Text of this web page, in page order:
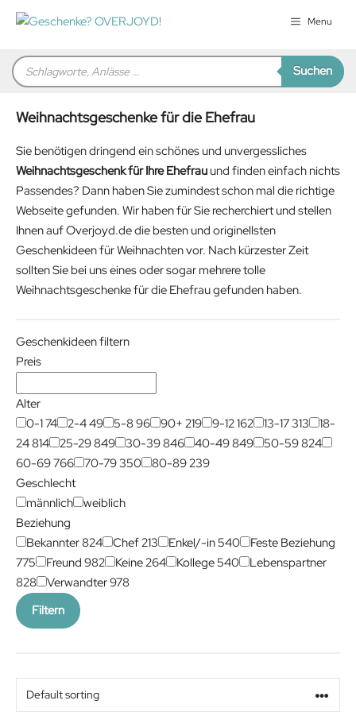
Zum
Inhalt
Menu
Products
search Suchen
Weihnachtsgeschenke für die Ehefrau
Sie benötigen dringend ein schönes und unvergessliches
Weihnachtsgeschenk für Ihre Ehefrau und finden einfach nichts
Passendes? Dann haben Sie zumindest schon mal die richtige
Webseite gefunden. Wir haben für Sie recherchiert und stellen
Ihnen auf Overjoyd.de die besten und originellsten
Geschenkideen für Weihnachten vor. Nach kürzester Zeit
sollten Sie bei uns eines oder sogar mehrere tolle
Weihnachtsgeschenke für die Ehefrau gefunden haben.
Geschenkideen filtern
Preis
Alter
0-174 2-449 5-896 90+ 219 9-12162 13-17313
18-
24814 25-29849 30-39846 40-49849 50-59824
60-69766 70-79350 80-89239
Geschlecht
männlich
weiblich
Beziehung
Bekannter824 Chef213 Enkel/-in540
Feste Beziehung
775
Freund 982 Keine264 Kollege540
Lebenspartner
828
Verwandter978
Filtern